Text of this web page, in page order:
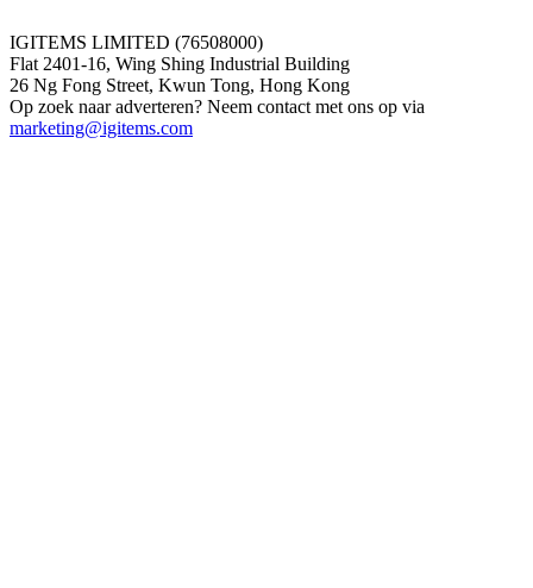
IGITEMS LIMITED (76508000)
Flat 2401-16, Wing Shing Industrial Building
26 Ng Fong Street, Kwun Tong, Hong Kong
Op zoek naar adverteren? Neem contact met ons op via
marketing@igitems.com